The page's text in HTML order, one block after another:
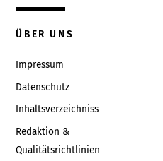
ÜBER UNS
Impressum
Datenschutz
Inhaltsverzeichniss
Redaktion &
Qualitätsrichtlinien